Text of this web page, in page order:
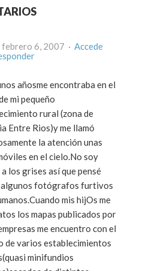
ana en febrero 6, 2007 · Accede
añosme encontraba en el
mi pequeño
rural (zona de
Entre Rios)y me llamó
la atención unas
en el cielo.No soy
los grises así que pensé
algunos fotógrafos furtivos
mis hijOs me
los mapas publicados por
me encuentro con el
de varios establecimientos
minifundios